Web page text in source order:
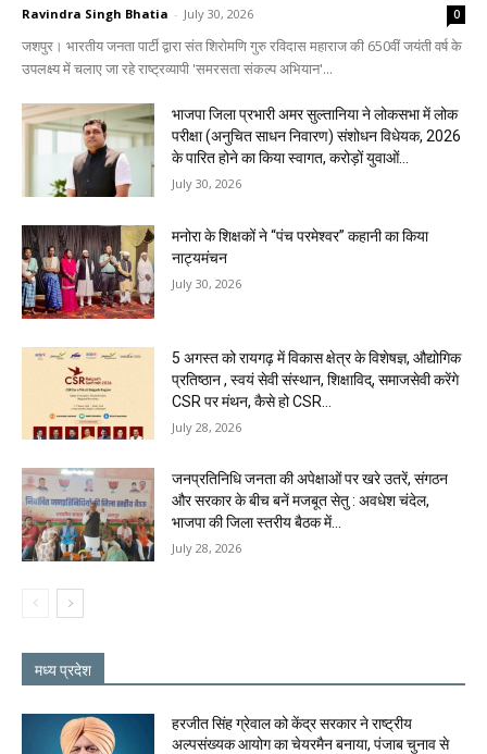
Ravindra Singh Bhatia - July 30, 2026 0
जशपुर। भारतीय जनता पार्टी द्वारा संत शिरोमणि गुरु रविदास महाराज की 650वीं जयंती वर्ष के
उपलक्ष्य में चलाए जा रहे राष्ट्रव्यापी 'समरसता संकल्प अभियान'...
भाजपा जिला प्रभारी अमर सुल्तानिया ने लोकसभा में लोक
परीक्षा (अनुचित साधन निवारण) संशोधन विधेयक, 2026
के पारित होने का किया स्वागत, करोड़ों युवाओं...
July 30, 2026
मनोरा के शिक्षकों ने “पंच परमेश्वर” कहानी का किया
नाट्यमंचन
July 30, 2026
5 अगस्त को रायगढ़ में विकास क्षेत्र के विशेषज्ञ, औद्योगिक
प्रतिष्ठान , स्वयं सेवी संस्थान, शिक्षाविद्, समाजसेवी करेंगे
CSR पर मंथन, कैसे हो CSR...
July 28, 2026
जनप्रतिनिधि जनता की अपेक्षाओं पर खरे उतरें, संगठन
और सरकार के बीच बनें मजबूत सेतु : अवधेश चंदेल,
भाजपा की जिला स्तरीय बैठक में...
July 28, 2026
मध्य प्रदेश
हरजीत सिंह ग्रेवाल को केंद्र सरकार ने राष्ट्रीय
अल्पसंख्यक आयोग का चेयरमैन बनाया, पंजाब चुनाव से